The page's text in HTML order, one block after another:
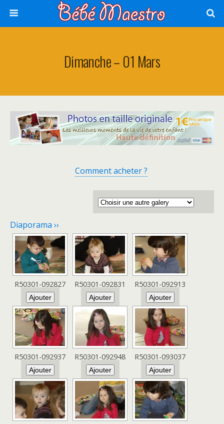
Dimanche – 01 Mars
Comment acheter ?
Diaporama ››
R50301-092827 R50301-092831 R50301-092913
R50301-092937 R50301-092948 R50301-093037